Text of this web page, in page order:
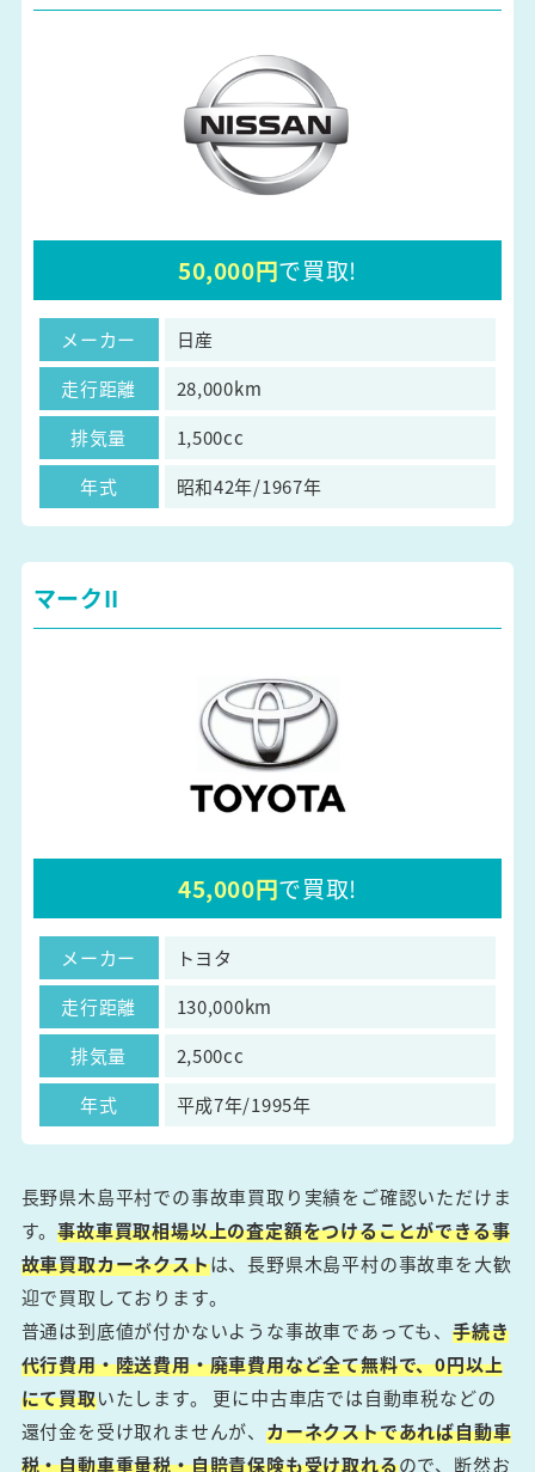
50,000円で買取!
メーカー
日産
走行距離
28,000km
排気量
1,500cc
年式
昭和42年/1967年
マークII
45,000円で買取!
メーカー
トヨタ
走行距離
130,000km
排気量
2,500cc
年式
平成7年/1995年
長野県木島平村での事故車買取り実績をご確認いただけま
す。事故車買取相場以上の査定額をつけることができる事
故車買取カーネクストは、長野県木島平村の事故車を大歓
迎で買取しております。
普通は到底値が付かないような事故車であっても、手続き
代行費用・陸送費用・廃車費用など全て無料で、0円以上
にて買取いたします。 更に中古車店では自動車税などの
還付金を受け取れませんが、カーネクストであれば自動車
税・自動車重量税・自賠責保険も受け取れるので、断然お